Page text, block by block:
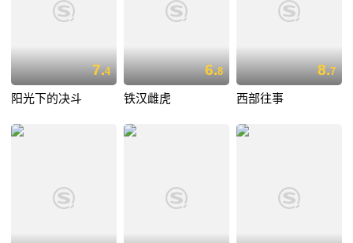
7.4
阳光下的决斗
6.8
铁汉雌虎
8.7
西部往事